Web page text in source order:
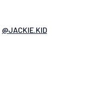
@JACKIE.KID